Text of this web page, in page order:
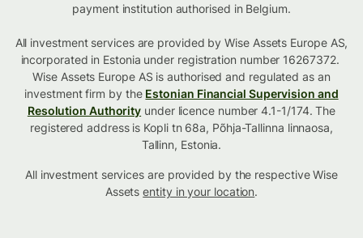
payment institution authorised in Belgium.
All investment services are provided by Wise Assets Europe AS,
incorporated in Estonia under registration number 16267372.
Wise Assets Europe AS is authorised and regulated as an
investment firm by the Estonian Financial Supervision and
Resolution Authority under licence number 4.1-1/174. The
registered address is Kopli tn 68a, Põhja-Tallinna linnaosa,
Tallinn, Estonia.
All investment services are provided by the respective Wise
Assetsentity in your location.